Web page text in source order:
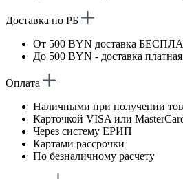
Доставка по РБ
От 500 BYN доставка
До 500 BYN - доставка
Оплата
Наличными при получении
Карточкой VISA или
Через систему ЕРИП
Картами рассрочки
По безналичному расчету